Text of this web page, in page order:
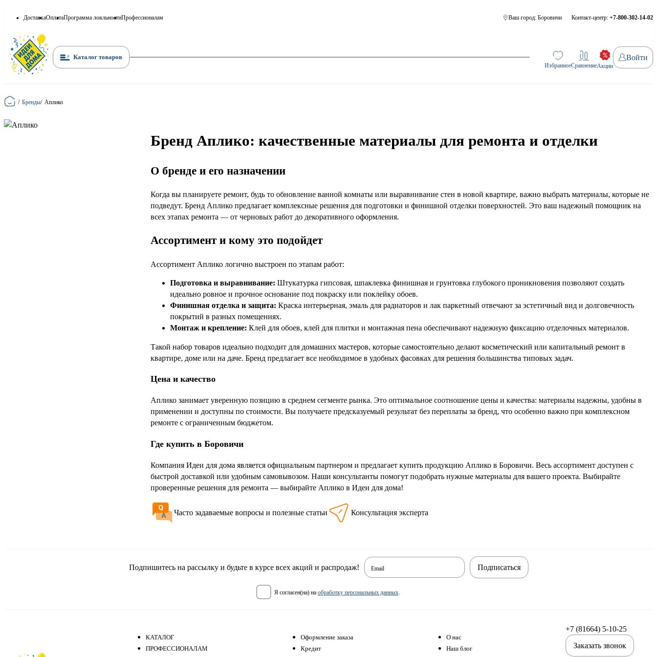
ДоставкаОплатаПрограмма лояльностиПрофессионалам Ваш город: Боровичи Контакт-центр: +7-800-302-14-02
Каталог товаров
ИзбранноеСравнениеАкции
Войти
Главная
/ Бренды/ Аплико
Бренд Аплико: качественные материалы для ремонта и отделки
О бренде и его назначении
Когда вы планируете ремонт, будь то обновление ванной комнаты или выравнивание стен в новой квартире, важно выбрать материалы, которые не
подведут. Бренд Аплико предлагает комплексные решения для подготовки и финишной отделки поверхностей. Это ваш надежный помощник на
всех этапах ремонта — от черновых работ до декоративного оформления.
Ассортимент и кому это подойдет
Ассортимент Аплико логично выстроен по этапам работ:
Подготовка и выравнивание: Штукатурка гипсовая, шпаклевка финишная и грунтовка глубокого проникновения позволяют создать
идеально ровное и прочное основание под покраску или поклейку обоев.
Финишная отделка и защита: Краска интерьерная, эмаль для радиаторов и лак паркетный отвечают за эстетичный вид и долговечность
покрытий в разных помещениях.
Монтаж и крепление: Клей для обоев, клей для плитки и монтажная пена обеспечивают надежную фиксацию отделочных материалов.
Такой набор товаров идеально подходит для домашних мастеров, которые самостоятельно делают косметический или капитальный ремонт в
квартире, доме или на даче. Бренд предлагает все необходимое в удобных фасовках для решения большинства типовых задач.
Цена и качество
Аплико занимает уверенную позицию в среднем сегменте рынка. Это оптимальное соотношение цены и качества: материалы надежны, удобны в
применении и доступны по стоимости. Вы получаете предсказуемый результат без переплаты за бренд, что особенно важно при комплексном
ремонте с ограниченным бюджетом.
Где купить в Боровичи
Компания Идеи для дома является официальным партнером и предлагает купить продукцию Аплико в Боровичи. Весь ассортимент доступен с
быстрой доставкой или удобным самовывозом. Наши консультанты помогут подобрать нужные материалы для вашего проекта. Выбирайте
проверенные решения для ремонта — выбирайте Аплико в Идеи для дома!
Часто задаваемые вопросы и полезные статьи Консультация эксперта
Подпишитесь на рассылку и будьте в курсе всех акций и распродаж! Email
я согласен(на) на обработку персональных данных.
Подписаться
КАТАЛОГ
ПРОФЕССИОНАЛАМ
Оформление заказа
Кредит
О нас
Наш блог
+7 (81664) 5-10-25
Заказать звонок